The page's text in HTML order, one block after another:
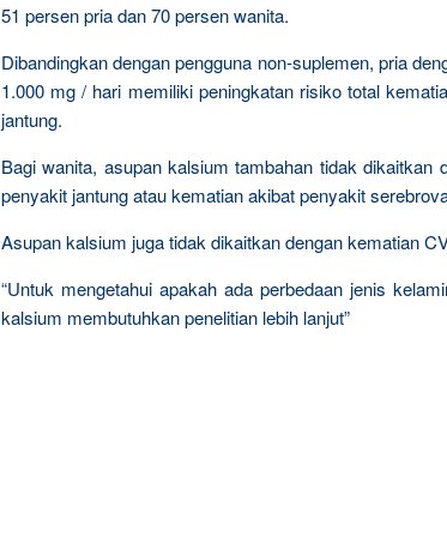
51 persen pria dan 70 persen wanita.
Dibandingkan dengan pengguna non-suplemen, pria
1.000 mg / hari memiliki peningkatan risiko total
jantung.
Bagi wanita, asupan kalsium tambahan tidak dikaitkan
penyakit jantung atau kematian akibat penyakit
Asupan kalsium juga tidak dikaitkan dengan kematian
“Untuk mengetahui apakah ada perbedaan jenis
kalsium membutuhkan penelitian lebih lanjut”